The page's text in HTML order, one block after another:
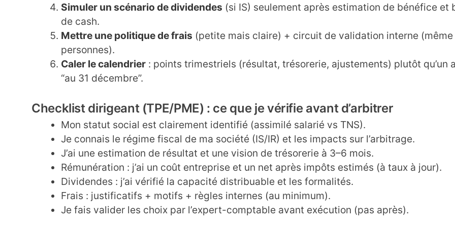
Simuler un scénario de dividendes (si IS) seulement après estimation de bénéfice et
de cash.
Mettre une politique de frais (petite mais claire) + circuit de validation interne (même
personnes).
Caler le calendrier: points trimestriels (résultat, trésorerie, ajustements) plutôt qu’un
“au 31 décembre”.
Checklist dirigeant (TPE/PME) : ce que je vérifie avant d’arbitrer
Mon statut social est clairement identifié (assimilé salarié vs TNS).
Je connais le régime fiscal de ma société (IS/IR) et les impacts sur l’arbitrage.
J’ai une estimation de résultat et une vision de trésorerie à 3–6 mois.
Rémunération : j’ai un coût entreprise et un net après impôts estimés (à taux à jour).
Dividendes : j’ai vérifié la capacité distribuable et les formalités.
Frais : justificatifs + motifs + règles internes (au minimum).
Je fais valider les choix par l’expert-comptable avant exécution (pas après).